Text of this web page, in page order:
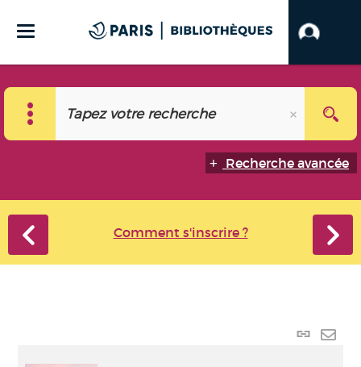
Recherche avancée
Comment s'inscrire ?
Lien